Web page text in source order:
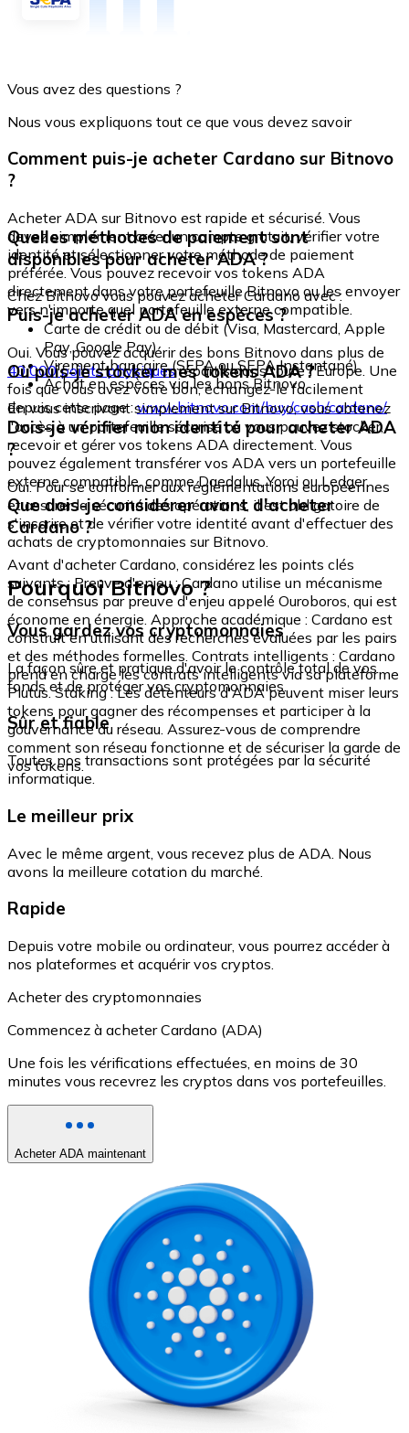
Vous avez des questions ?
Nous vous expliquons tout ce que vous devez savoir
Comment puis-je acheter Cardano sur Bitnovo
?
Acheter ADA sur Bitnovo est rapide et sécurisé. Vous
devez simplement créer un compte gratuit, vérifier votre
identité et sélectionner votre méthode de paiement
préférée. Vous pouvez recevoir vos tokens ADA
directement dans votre portefeuille Bitnovo ou les envoyer
vers n'importe quel portefeuille externe compatible.
Quelles méthodes de paiement sont
disponibles pour acheter ADA ?
Chez Bitnovo vous pouvez acheter Cardano avec :
Carte de crédit ou de débit (Visa, Mastercard, Apple
Pay, Google Pay)
Virement bancaire (SEPA ou SEPA Instantané)
Achat en espèces via les bons Bitnovo
Puis-je acheter ADA en espèces ?
Oui. Vous pouvez acquérir des bons Bitnovo dans plus de
40 000 points physiquesrépartis dans toute l'Europe. Une
fois que vous avez votre bon, échangez-le facilement
depuis cette page :www.bitnovo.com/buy/cash/cardano/
Où puis-je stocker mes tokens ADA ?
En vous inscrivant simplement sur Bitnovo, vous obtenez
l'accès à un portefeuille sécurisé où vous pouvez stocker,
recevoir et gérer vos tokens ADA directement. Vous
pouvez également transférer vos ADA vers un portefeuille
externe compatible, comme Daedalus, Yoroi ou Ledger.
Dois-je vérifier mon identité pour acheter ADA
?
Oui. Pour se conformer aux réglementations européennes
et assurer la sécurité des opérations, il est obligatoire de
s'inscrire et de vérifier votre identité avant d'effectuer des
achats de cryptomonnaies sur Bitnovo.
Que dois-je considérer avant d'acheter
Cardano ?
Avant d'acheter Cardano, considérez les points clés
suivants : Preuve d'enjeu : Cardano utilise un mécanisme
de consensus par preuve d'enjeu appelé Ouroboros, qui est
économe en énergie. Approche académique : Cardano est
construit en utilisant des recherches évaluées par les pairs
et des méthodes formelles. Contrats intelligents : Cardano
prend en charge les contrats intelligents via sa plateforme
Plutus. Staking : Les détenteurs d'ADA peuvent miser leurs
tokens pour gagner des récompenses et participer à la
gouvernance du réseau. Assurez-vous de comprendre
comment son réseau fonctionne et de sécuriser la garde de
vos tokens.
Pourquoi Bitnovo ?
Vous gardez vos cryptomonnaies
La façon sûre et pratique d'avoir le contrôle total de vos
fonds et de protéger vos cryptomonnaies.
Sûr et fiable
Toutes nos transactions sont protégées par la sécurité
informatique.
Le meilleur prix
Avec le même argent, vous recevez plus de ADA. Nous
avons la meilleure cotation du marché.
Rapide
Depuis votre mobile ou ordinateur, vous pourrez accéder à
nos plateformes et acquérir vos cryptos.
Acheter des cryptomonnaies
Commencez à acheter Cardano (ADA)
Une fois les vérifications effectuées, en moins de 30
minutes vous recevrez les cryptos dans vos portefeuilles.
Acheter ADA maintenant